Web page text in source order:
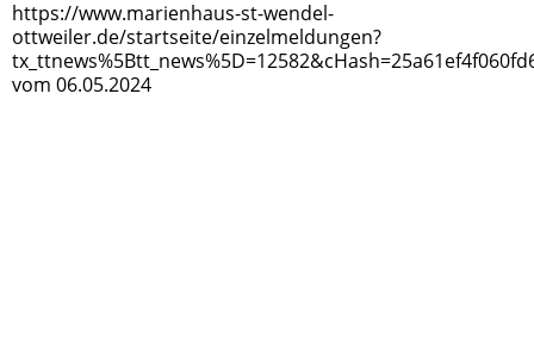
https://www.marienhaus-st-wendel-
ottweiler.de/startseite/einzelmeldungen?
vom 06.05.2024